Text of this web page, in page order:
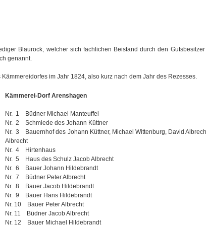
Blaurock, welcher sich fachlichen Beistand durch den
genannt.
im Jahr 1824, also kurz nach dem Jahr des Rezesses.
Kämmerei-Dorf Arenshagen
Nr. 1 Büdner Michael Manteuffel
Nr. 2 Schmiede des Johann Küttner
Nr. 3 Bauernhof des Johann Küttner, Michael Wittenburg, David
Albrecht
Nr. 4 Hirtenhaus
Nr. 5 Haus des Schulz Jacob Albrecht
Nr. 6 Bauer Johann Hildebrandt
Nr. 7 Büdner Peter Albrecht
Nr. 8 Bauer Jacob Hildebrandt
Nr. 9 Bauer Hans Hildebrandt
Nr. 10 Bauer Peter Albrecht
Nr. 11 Büdner Jacob Albrecht
Nr. 12 Bauer Michael Hildebrandt